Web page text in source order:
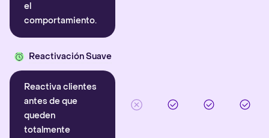
el
comportamiento.
Reactivación Suave
Reactiva clientes
antes de que
queden
totalmente